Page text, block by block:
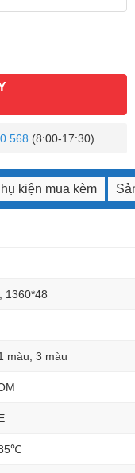
568 (8:00-17:30)
kiện mua kèm
1360*48
màu, 3 màu